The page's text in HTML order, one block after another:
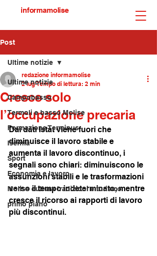
informamolise
Post
Ultime notizie
Campobasso
Termoli e basso Molise
Formazione Terminus
Isernia
Sport
Economia e lavoro
Molise cultura tradizioni e turismo
primo piano
Ultime notizie
Cresce solo
l’occupazione precaria
redazione informamolise
2 lug Tempo di lettura: 2 min
Dai dati Istat viene fuori che
diminuisce il lavoro stabile e
aumenta il lavoro discontinuo, i
segnali sono chiari: diminuiscono le
assunzioni stabili e le trasformazioni
verso il tempo indeterminato, mentre
cresce il ricorso ai rapporti di lavoro
più discontinui.